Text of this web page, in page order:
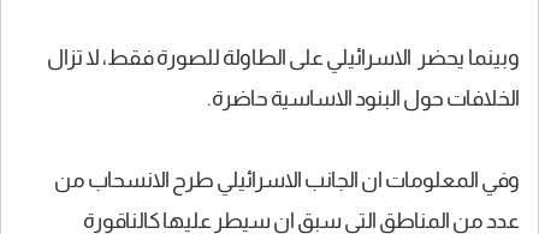
وبينما يحضر الاسرائيلي على الطاولة للصورة فقط، لا تزال
الخلافات حول البنود الاساسية حاضرة.
وفي المعلومات ان الجانب الاسرائيلي طرح الانسحاب من
عدد من المناطق التي سبق ان سيطر عليها كالناقورة